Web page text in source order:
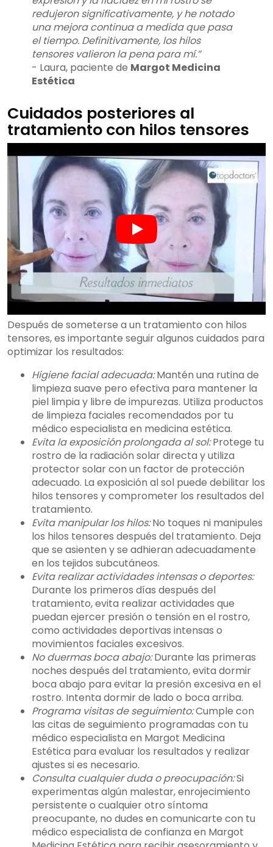
redujeron significativamente, y he notado
una mejora continua a medida que pasa
el tiempo. Definitivamente, los hilos
tensores valieron la pena para mí.”
- Laura, paciente de Margot Medicina
Estética
Cuidados posteriores al
tratamiento con hilos tensores
Después de someterse a un tratamiento con hilos
tensores, es importante seguir algunos cuidados para
optimizar los resultados:
Higiene facial adecuada:Mantén una rutina de
limpieza suave pero efectiva para mantener la
piel limpia y libre de impurezas. Utiliza productos
de limpieza faciales recomendados por tu
médico especialista en medicina estética.
Evita la exposición prolongada al sol:Protege tu
rostro de la radiación solar directa y utiliza
protector solar con un factor de protección
adecuado. La exposición al sol puede debilitar los
hilos tensores y comprometer los resultados del
tratamiento.
Evita manipular los hilos:No toques ni manipules
los hilos tensores después del tratamiento. Deja
que se asienten y se adhieran adecuadamente
en los tejidos subcutáneos.
Evita realizar actividades intensas o deportes:
Durante los primeros días después del
tratamiento, evita realizar actividades que
puedan ejercer presión o tensión en el rostro,
como actividades deportivas intensas o
movimientos faciales excesivos.
No duermas boca abajo:Durante las primeras
noches después del tratamiento, evita dormir
boca abajo para evitar la presión excesiva en el
rostro. Intenta dormir de lado o boca arriba.
Programa visitas de seguimiento:Cumple con
las citas de seguimiento programadas con tu
médico especialista en Margot Medicina
Estética para evaluar los resultados y realizar
ajustes si es necesario.
Consulta cualquier duda o preocupación:Si
experimentas algún malestar, enrojecimiento
persistente o cualquier otro síntoma
preocupante, no dudes en comunicarte con tu
médico especialista de confianza en Margot